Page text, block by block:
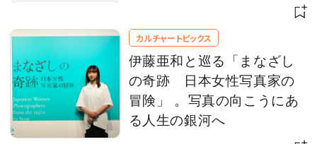
カルチャートピックス
伊藤亜和と巡る「まなざし
の奇跡 日本女性写真家の
冒険」 。写真の向こうにあ
る人生の銀河へ